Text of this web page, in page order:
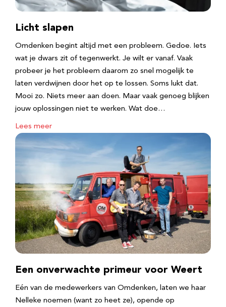
Licht slapen
Omdenken begint altijd met een probleem. Gedoe. Iets
wat je dwars zit of tegenwerkt. Je wilt er vanaf. Vaak
probeer je het probleem daarom zo snel mogelijk te
laten verdwijnen door het op te lossen. Soms lukt dat.
Mooi zo. Niets meer aan doen. Maar vaak genoeg blijken
jouw oplossingen niet te werken. Wat doe…
Lees meer
Een onverwachte primeur voor Weert
Eén van de medewerkers van Omdenken, laten we haar
Nelleke noemen (want zo heet ze), opende op